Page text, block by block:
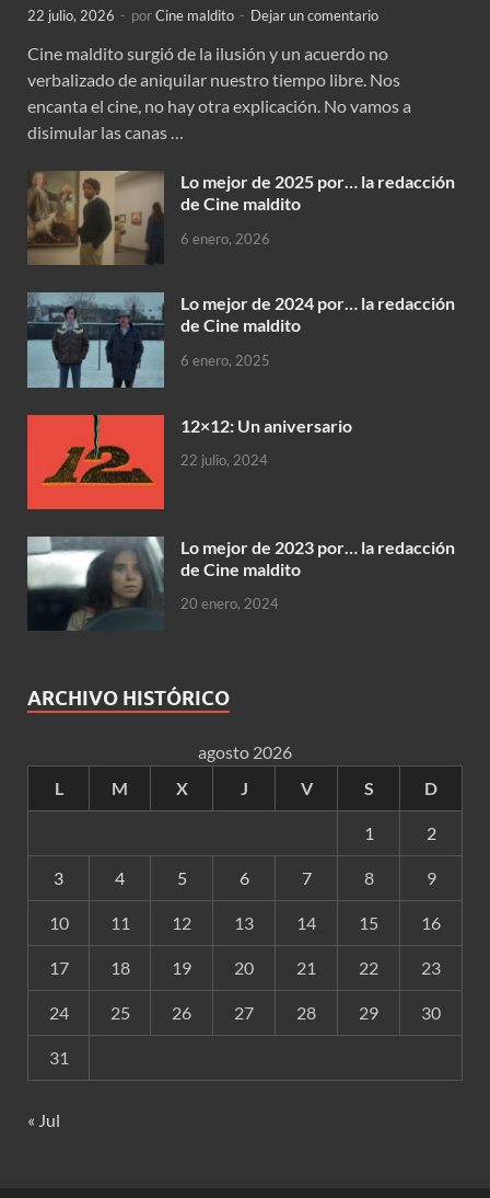
22 julio, 2026 - porCine maldito - Dejar un comentario
Cine maldito surgió de la ilusión y un acuerdo no
verbalizado de aniquilar nuestro tiempo libre. Nos
encanta el cine, no hay otra explicación. No vamos a
disimular las canas …
Lo mejor de 2025 por… la redacción
de Cine maldito
6 enero, 2026
Lo mejor de 2024 por… la redacción
de Cine maldito
6 enero, 2025
12×12: Un aniversario
22 julio, 2024
Lo mejor de 2023 por… la redacción
de Cine maldito
20 enero, 2024
ARCHIVO HISTÓRICO
agosto 2026
L
M X J V S D
1 2
3 4 5 6 7 8 9
10 11 12 13 14 15 16
17 18 19 20 21 22 23
24 25 26 27 28 29 30
31
« Jul